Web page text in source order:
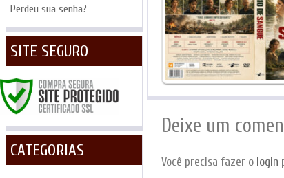
Deixe um
Você precisa fazer o login
Perdeu sua senha?
SITE SEGURO
CATEGORIAS